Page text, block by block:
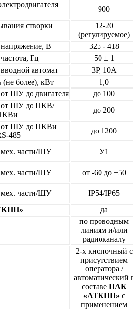
900
створки
12-20
(регулируемое)
В
323 - 418
Гц
50 ± 1
автомат
3P, 10А
(не более), кВт
1,0
ШУ до двигателя
до 100
от ШУ до ПКВ/
до 200
от ШУ до ПКВи
485
до 1200
мех. части/ШУ
У1
мех. части/ШУ
от -60 до +50
мех. части/ШУ
IP54/IP65
да
по проводным
линиям и/или
радиоканалу
2-х кнопочный с
присутствием
оператора /
автоматический
составе ПАК
«АТКПП» с
применением